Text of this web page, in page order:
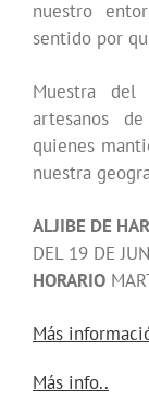
nuestro
sentido por
Muestra
artesanos
quienes
nuestra
ALJIBE DE
DEL 19 DE
HORARIO
Más
Más info..